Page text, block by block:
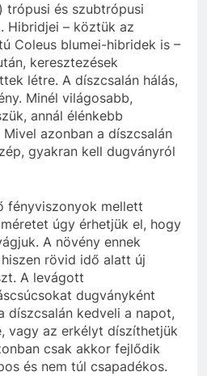
trópusi és szubtrópusi
Hibridjei – köztük az
Coleus blumei-hibridek is –
keresztezések
létre. A díszcsalán hálás,
Minél világosabb,
annál élénkebb
azonban a díszcsalán
gyakran kell dugványról
fényviszonyok mellett
úgy érhetjük el, hogy
A növény ennek
rövid idő alatt új
A levágott
dugványként
díszcsalán kedveli a napot,
vagy az erkélyt díszíthetjük
csak akkor fejlődik
és nem túl csapadékos.